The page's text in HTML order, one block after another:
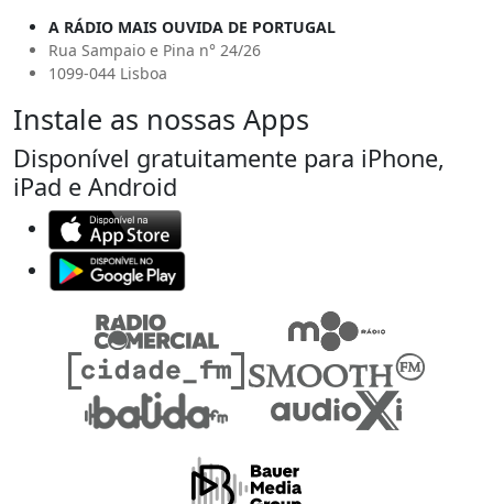
A RÁDIO MAIS OUVIDA DE PORTUGAL
Rua Sampaio e Pina n° 24/26
1099-044 Lisboa
Instale as nossas Apps
Disponível gratuitamente para iPhone,
iPad e Android